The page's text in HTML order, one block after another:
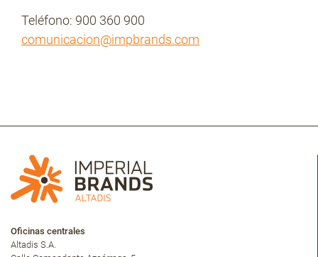
Teléfono: 900 360 900
comunicacion@impbrands.com
Oficinas centrales
Altadis S.A.